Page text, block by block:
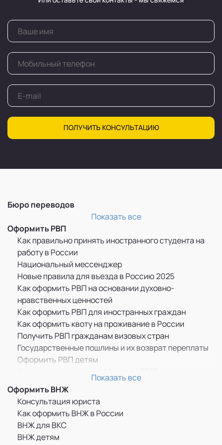
ПОЛУЧИТЬ КОНСУЛЬТАЦИЮ
Бюро переводов
Перевод и легализация документов
Показать все
Оформить РВП
Как правильно принять иностранного студента на
работу в России
Национальный мессенджер
Новые правила для въезда в Россию 2025
Как оформить РВП на основании духовно-
нравственных ценностей
Как оформить РВП для иностранных граждан
Как оформить квоту на проживание в России
Получить РВП гражданам визовых стран
Государственные пошлины и их возврат переплаты
Оформить РВП детям
ММЦ САХАРОВО
Памятка оформившим РВП
Бессрочное пребывание граждан ДНР, ЛНР и
Украины в России
Показать все
Оформить ВНЖ
Консультация юриста
Как оформить ВНЖ в России
ВНЖ для ВКС
ВНЖ детям